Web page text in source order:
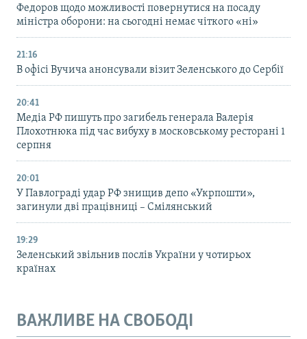
Федоров щодо можливості повернутися на посаду
міністра оборони: на сьогодні немає чіткого «ні»
21:16
В офісі Вучича анонсували візит Зеленського до Сербії
20:41
Медіа РФ пишуть про загибель генерала Валерія
Плохотнюка під час вибуху в московському ресторані 1
серпня
20:01
У Павлограді удар РФ знищив депо «Укрпошти»,
загинули дві працівниці – Смілянський
19:29
Зеленський звільнив послів України у чотирьох
країнах
ВАЖЛИВЕ НА СВОБОДІ